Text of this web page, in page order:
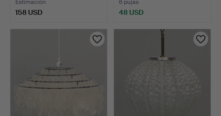
Estimación
158 USD
6 pujas
48 USD